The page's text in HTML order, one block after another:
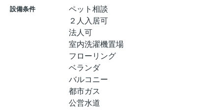
設備条件
ペット相談
２人入居可
法人可
室内洗濯機置場
フローリング
ベランダ
バルコニー
都市ガス
公営水道